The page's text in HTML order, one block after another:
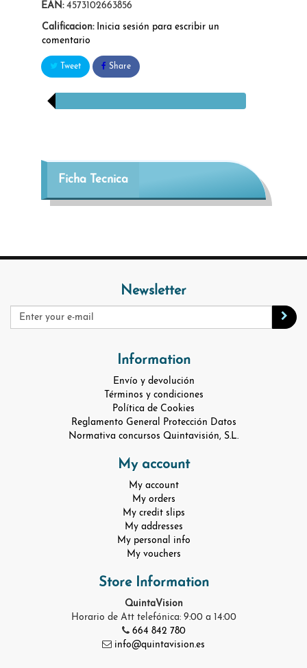
EAN: 4573102663856
Calificacion: Inicia sesión para escribir un
comentario
Tweet Share
Ficha Tecnica
Newsletter
Information
Envío y devolución
Términos y condiciones
Política de Cookies
Reglamento General Protección Datos
Normativa concursos Quintavisión, S.L.
My account
My account
My orders
My credit slips
My addresses
My personal info
My vouchers
Store Information
QuintaVision
Horario de Att telefónica: 9:00 a 14:00
664 842 780
info@quintavision.es